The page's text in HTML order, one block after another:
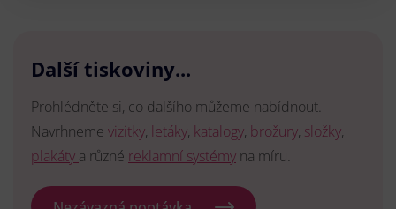
Další tiskoviny...
Prohlédněte si, co dalšího můžeme nabídnout.
Navrhneme vizitky, letáky, katalogy, brožury, složky,
plakáty a různé reklamní systémy na míru.